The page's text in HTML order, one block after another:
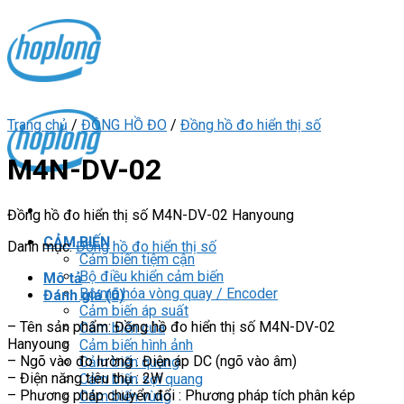
content
CẢM BIẾN
Cảm biến tiệm cận
Bộ điều khiển cảm biến
Bộ mã hóa vòng quay / Encoder
Cảm biến áp suất
Cảm biến cửa
Cảm biến hình ảnh
Cảm biến quang
Cảm biến sợi quang
Cảm biến vùng
Trang chủ / ĐỒNG HỒ ĐO / Đồng hồ đo hiển thị số
M4N-DV-02
Đồng hồ đo hiển thị số M4N-DV-02 Hanyoung
Danh mục:Đồng hồ đo hiển thị số
Mô tả
Đánh giá (0)
– Tên sản phẩm: Đồng hồ đo hiển thị số M4N-DV-02
Hanyoung
– Ngõ vào đo lường : Điện áp DC (ngõ vào âm)
– Điện năng tiêu thụ : 2W
– Phương pháp chuyển đổi : Phương pháp tích phân kép